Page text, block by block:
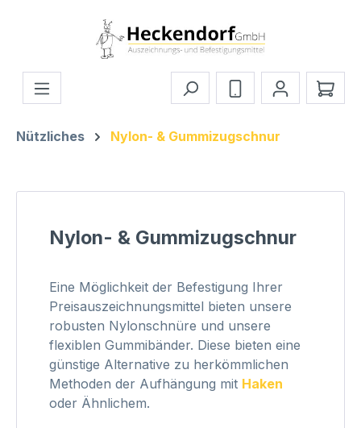
Zum Hauptinhalt springen
Nützliches Nylon- & Gummizugschnur
Nylon- & Gummizugschnur
Eine Möglichkeit der Befestigung Ihrer
Preisauszeichnungsmittel bieten unsere
robusten Nylonschnüre und unsere
flexiblen Gummibänder. Diese bieten eine
günstige Alternative zu herkömmlichen
Methoden der Aufhängung mit Haken
oder Ähnlichem.